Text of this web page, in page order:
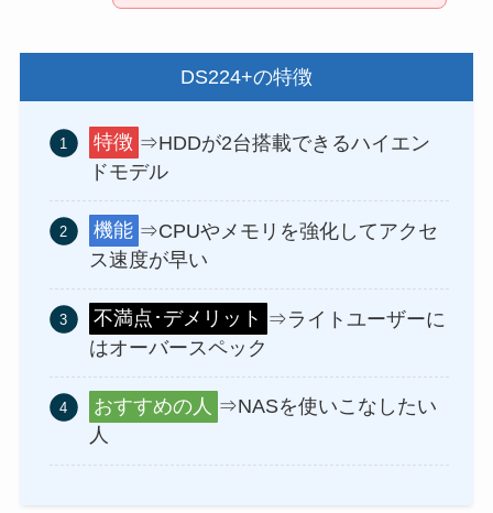
DS224+の特徴
特徴 ⇒HDDが2台搭載できるハイエン
ドモデル
機能 ⇒CPUやメモリを強化してアクセ
ス速度が早い
不満点･デメリット ⇒ライトユーザーに
はオーバースペック
おすすめの人 ⇒NASを使いこなしたい
人